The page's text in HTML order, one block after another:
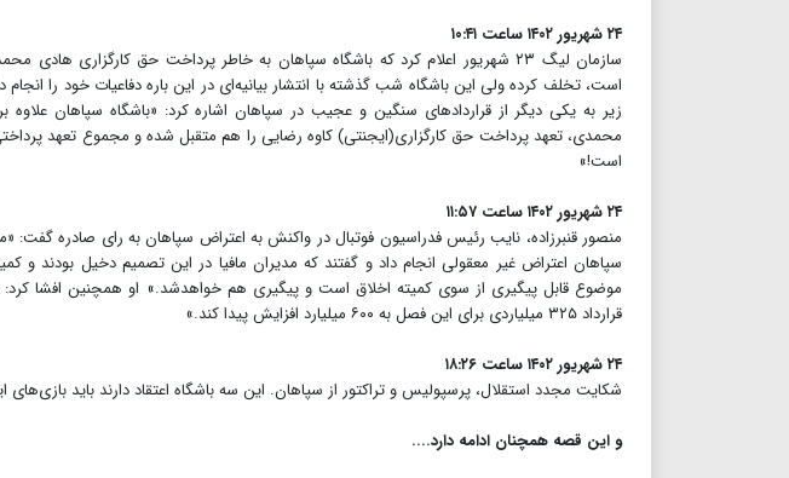
۲۴ شهریور ۱۴۰۲ ساعت ۱۰:۴۱
سازمان لیگ ۲۳ شهریور اعلام کرد که باشگاه سپاهان به خاطر پرداخت حق کارگزاری
است، تخلف کرده ولی این باشگاه شب گذشته با انتشار بیانیه‌ای در این باره دفاعیات خود را
زیر به یکی دیگر از قراردادهای سنگین و عجیب در سپاهان اشاره کرد: «باشگاه سپاهان علاوه
است!»
۲۴ شهریور ۱۴۰۲ ساعت ۱۱:۵۷
منصور قنبرزاده، نایب رئیس فدراسیون فوتبال در واکنش به اعتراض سپاهان به رای صادره گفت:
سپاهان اعتراض غیر معقولی انجام داد و گفتند که مدیران مافیا در این تصمیم دخیل بودند و کمیته
موضوع قابل پیگیری از سوی کمیته اخلاق است و پیگیری هم خواهدشد.» او همچنین افشا کرد:
قرارداد ۳۲۵ میلیاردی برای این فصل به ۶۰۰ میلیارد افزایش پیدا کند.»
۲۴ شهریور ۱۴۰۲ ساعت ۱۸:۲۶
شکایت مجدد استقلال، پرسپولیس و تراکتور از سپاهان. این سه باشگاه اعتقاد دارند باید بازی‌های این تیم
و این قصه همچنان ادامه دارد....